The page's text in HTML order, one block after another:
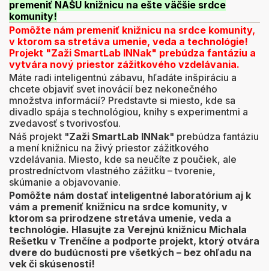
premeniť NAŠU knižnicu na ešte väčšie srdce
komunity!
Pomôžte nám premeniť knižnicu na srdce komunity,
v ktorom sa stretáva umenie, veda a technológie!
Projekt "Zaži SmartLab INNak" prebúdza fantáziu a
vytvára nový priestor zážitkového vzdelávania.
Máte radi inteligentnú zábavu, hľadáte inšpiráciu a
chcete objaviť svet inovácií bez nekonečného
množstva informácií? Predstavte si miesto, kde sa
divadlo spája s technológiou, knihy s experimentmi a
zvedavosť s tvorivosťou.
Náš projekt "Zaži SmartLab INNak" prebúdza fantáziu
a mení knižnicu na živý priestor zážitkového
vzdelávania. Miesto, kde sa neučíte z poučiek, ale
prostredníctvom vlastného zážitku – tvorenie,
skúmanie a objavovanie.
Pomôžte nám dostať inteligentné laboratórium aj k
vám a premeniť knižnicu na srdce komunity, v
ktorom sa prirodzene stretáva umenie, veda a
technológie. Hlasujte za Verejnú knižnicu Michala
Rešetku v Trenčíne a podporte projekt, ktorý otvára
dvere do budúcnosti pre všetkých – bez ohľadu na
vek či skúsenosti!